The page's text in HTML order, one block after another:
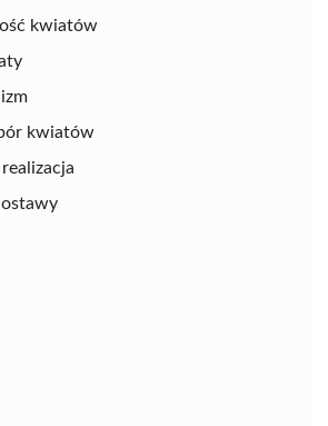
kwiatów
kwiatów